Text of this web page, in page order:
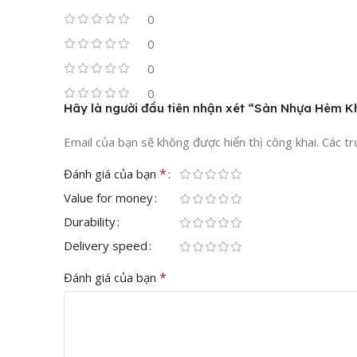
Ưu Điểm Đột Phá Của Mã Sàn
hiện đại.
0
0
0
0
Hãy là người đầu tiên nhận xét “Sàn Nhựa Hèm
Email của bạn sẽ không được hiển thị công khai. Các
Đánh giá của bạn *
Value for money
Durability
Delivery speed
Đánh giá của bạn *